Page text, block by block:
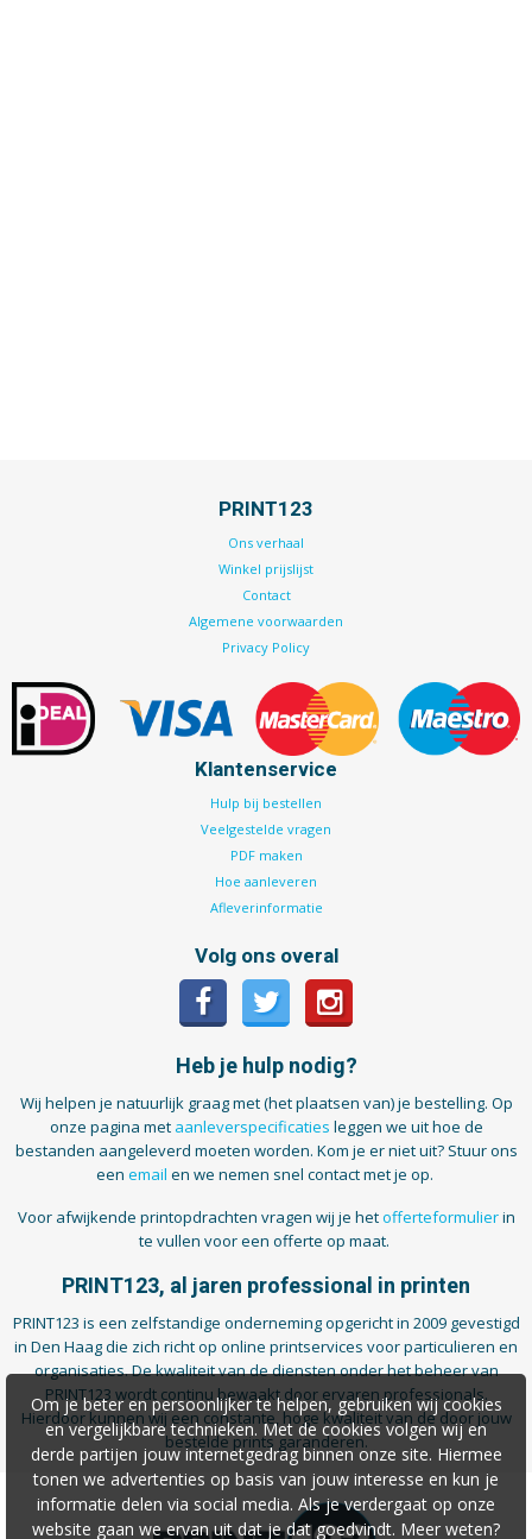
PRINT123
Ons verhaal
Winkel prijslijst
Contact
Algemene voorwaarden
Privacy Policy
Klantenservice
Hulp bij bestellen
Veelgestelde vragen
PDF maken
Hoe aanleveren
Afleverinformatie
Volg ons overal
Heb je hulp nodig?
Wij helpen je natuurlijk graag met (het plaatsen van) je bestelling. Op
onze pagina met aanleverspecificaties leggen we uit hoe de
bestanden aangeleverd moeten worden. Kom je er niet uit? Stuur ons
een email en we nemen snel contact met je op.
Voor afwijkende printopdrachten vragen wij je hetofferteformulierin
te vullen voor een offerte op maat.
PRINT123, al jaren professional in printen
PRINT123 is een zelfstandige onderneming opgericht in 2009 gevestigd
in Den Haag die zich richt op online printservices voor particulieren en
organisaties. De kwaliteit van de diensten onder het beheer van
PRINT123 wordt continu bewaakt door ervaren professionals.
Hierdoor kunnen wij een constante, hoge kwaliteit van de door jouw
bestelde prints garanderen.
Om je beter en persoonlijker te helpen, gebruiken wij cookies
en vergelijkbare technieken. Met de cookies volgen wij en
derde partijen jouw internetgedrag binnen onze site. Hiermee
tonen we advertenties op basis van jouw interesse en kun je
informatie delen via social media. Als je verdergaat op onze
website gaan we ervan uit dat je dat goedvindt. Meer weten?